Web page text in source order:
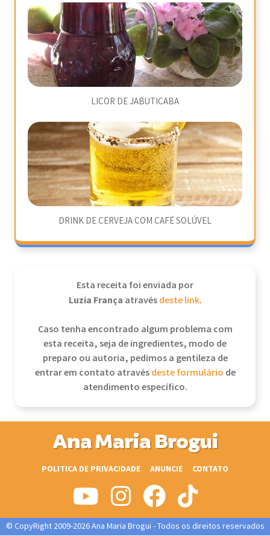
LICOR DE JABUTICABA
DRINK DE CERVEJA COM CAFÉ SOLÚVEL
Esta receita foi enviada por
Luzia França atravésdeste link.
Caso tenha encontrado algum problema com
esta receita, seja de ingredientes, modo de
preparo ou autoria, pedimos a gentileza de
entrar em contato atravésdeste formulário de
atendimento específico.
Ana Maria Brogui
POLITICA DE PRIVACIDADE ANUNCIE CONTATO
© CopyRight 2009-2026 Ana Maria Brogui - Todos os direitos reservados